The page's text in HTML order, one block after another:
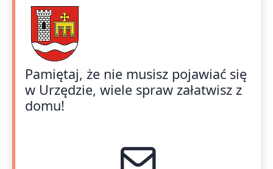
Pamiętaj, że nie musisz pojawiać się
w Urzędzie, wiele spraw załatwisz z
domu!